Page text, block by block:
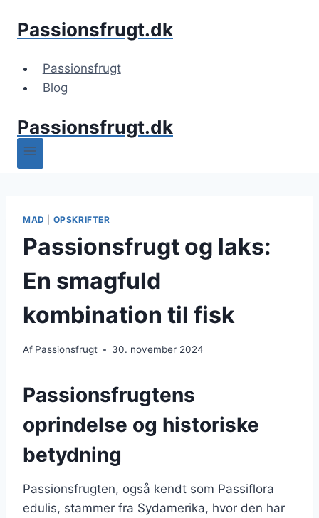
Passionsfrugt.dk
Passionsfrugt
Blog
Passionsfrugt.dk
MAD OPSKRIFTER
Passionsfrugt og laks:
En smagfuld
kombination til fisk
Af Passionsfrugt 30. november 2024
Passionsfrugtens
oprindelse og historiske
betydning
Passionsfrugten, også kendt som Passiflora
edulis, stammer fra Sydamerika, hvor den har